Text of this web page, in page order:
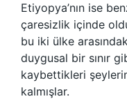
Etiyopya’nın ise
çaresizlik içinde
bu iki ülke
duygusal bir sınır
kaybettikleri
kalmışlar.